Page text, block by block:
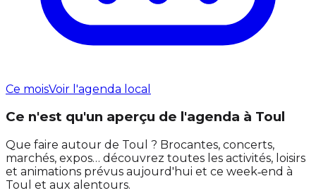
Ce moisVoir l'agenda local
Ce n'est qu'un aperçu de l'agenda à Toul
Que faire autour de Toul ? Brocantes, concerts,
marchés, expos… découvrez toutes les activités, loisirs
et animations prévus aujourd'hui et ce week‑end à
Toul et aux alentours.